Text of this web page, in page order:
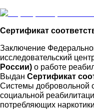
Сертификат
Заключение
исследовательский
России) о работе
Выдан Сертификат
Системы добровольной
социальной
потребляющих